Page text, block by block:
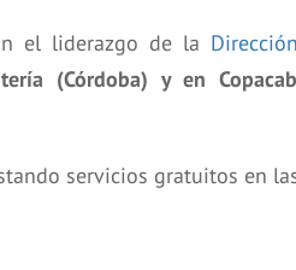
el liderazgo de la
(Córdoba) y en
servicios gratuitos en